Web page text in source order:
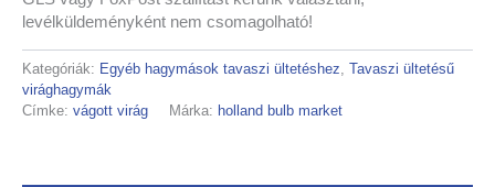
levélküldeményként nem csomagolható!
Kategóriák: Egyéb hagymások tavaszi ültetéshez Tavaszi ültetésű
virághagymák
Címke: vágott virág Márka: holland bulb market